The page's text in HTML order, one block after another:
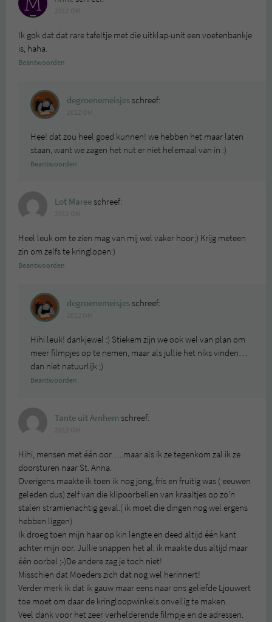
Ik gok dat dat rare tafeltje met die uitklap-unit een voetenbankje
is, haha.
Beantwoorden
degroenemeisjesschreef:
Hee! dat zou heel goed kunnen! we hebben het maar laten
staan, want we zagen het nut er niet helemaal van in :)
Beantwoorden
Lot Mareeschreef:
Heel leuk om te zien mag van mij wel vaker hoor;) Krijg meteen
zin om zelfs te kringlopen:)
Beantwoorden
degroenemeisjesschreef:
Hihi leuk! dankjewel :) Stiekem zijn we ook wel van plan om
meer filmpjes op te nemen, maar als jullie het niks vinden…
dan niet natuurlijk ;)
Beantwoorden
Tante uit Arnhem schreef:
Hihi, mensen met één oor…..maar als ik ze tegenkom zal ik ze
doorsturen naar St. Anna.
Overigens maakte ik toen ik nog jong, fris en fruitig was ( eeuwen
geleden dus) zelf van die klipoorbellen van kraaltjes op zo’n
stalen stramienachtig geval.( ik moet die dingen nog wel ergens
hebben liggen)
Ik droeg toen mijn haar op kin lengte en deed altijd één kant
achter mijn oor. Jullie snappen het al: ik maakte dus altijd maar
één oorbel ;-)De andere zag je toch niet!
Misschien dat Moeders zich dat nog wel herinnert!
Verder merk ik dat ik gauw maar eens naar ons geliefde Ljouwert
toe moet om daar de kringloopwinkels onveilig te maken.
Veel dank voor het zeer verhelderende filmpje en de adressen.